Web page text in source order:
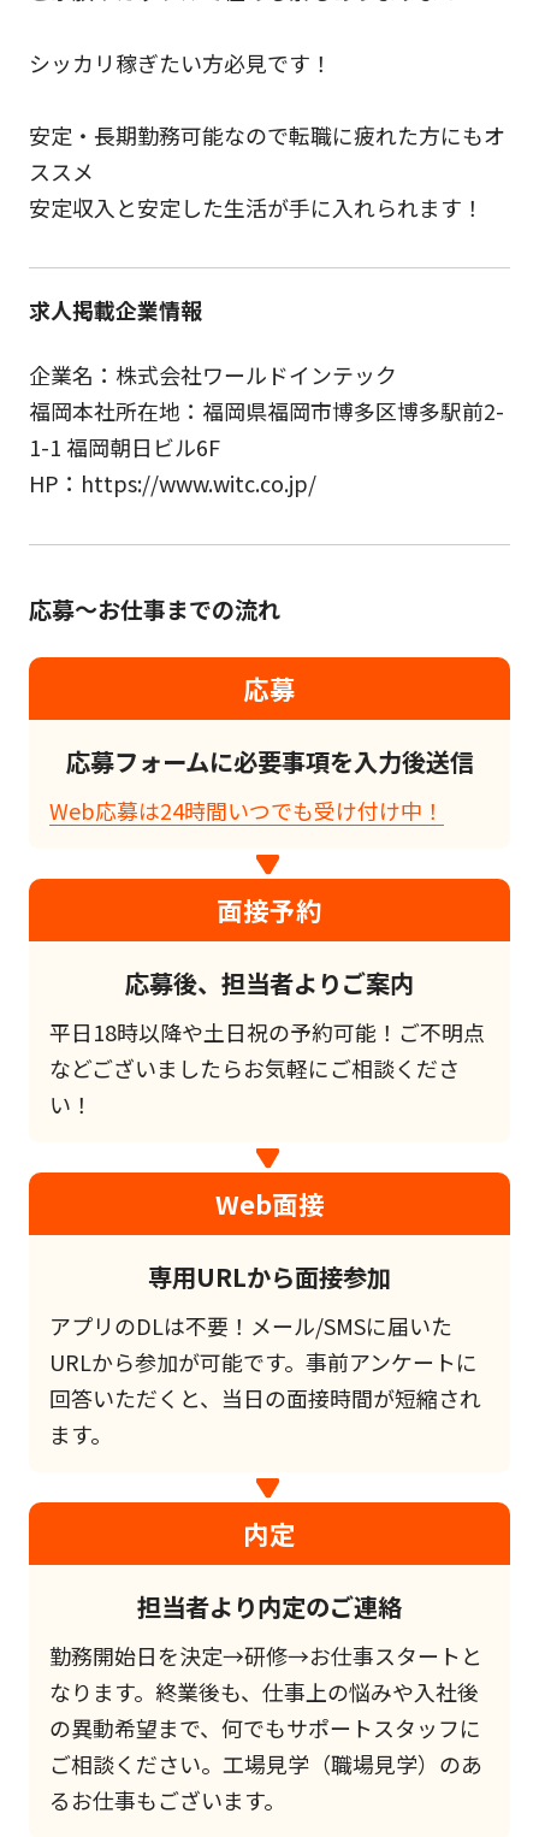
シッカリ稼ぎたい方必見です！
安定・長期勤務可能なので転職に疲れた方にもオ
ススメ
安定収入と安定した生活が手に入れられます！
求人掲載企業情報
企業名：株式会社ワールドインテック
福岡本社所在地：福岡県福岡市博多区博多駅前2-
1-1 福岡朝日ビル6F
HP：https://www.witc.co.jp/
応募～お仕事までの流れ
応募
応募フォームに必要事項を入力後送信
Web応募は24時間いつでも受け付け中！
面接予約
応募後、担当者よりご案内
平日18時以降や土日祝の予約可能！ご不明点
などございましたらお気軽にご相談くださ
い！
Web面接
専用URLから面接参加
アプリのDLは不要！メール/SMSに届いた
URLから参加が可能です。事前アンケートに
回答いただくと、当日の面接時間が短縮され
ます。
内定
担当者より内定のご連絡
勤務開始日を決定→研修→お仕事スタートと
なります。終業後も、仕事上の悩みや入社後
の異動希望まで、何でもサポートスタッフに
ご相談ください。工場見学（職場見学）のあ
るお仕事もございます。